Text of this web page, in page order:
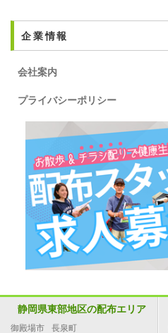
企業情報
会社案内
プライバシーポリシー
静岡県東部地区の配布エリア
御殿場市 長泉町